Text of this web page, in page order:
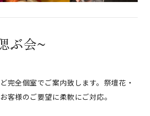
ぶ会~
完全個室でご案内致します。祭壇花・
客様のご要望に柔軟にご対応。